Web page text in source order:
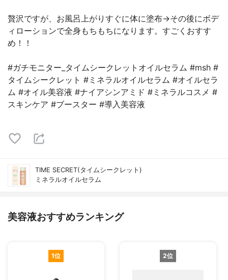
贅沢ですが、お風呂上がりすぐに体に塗布→その後にボデ
ィローションで全身もちもちになります。すごくおすす
め！！
#ガチモニター_タイムシークレットオイルセラム #msh #
タイムシークレット #ミネラルオイルセラム #オイルセラ
ム #オイル美容液 #ナイアシンアミド #ミネラルコスメ #
スキンケア #ブースター #導入美容液
TIME SECRET(タイムシークレット)
ミネラルオイルセラム
美容液おすすめランキング
1位 2位